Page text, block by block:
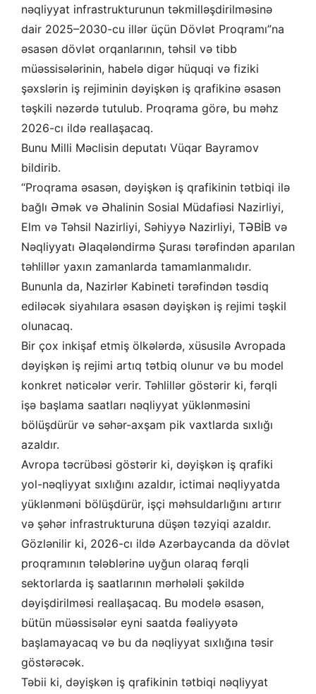
nəqliyyat infrastrukturunun təkmilləşdirilməsinə
dair 2025–2030-cu illər üçün Dövlət Proqramı”na
əsasən dövlət orqanlarının, təhsil və tibb
müəssisələrinin, habelə digər hüquqi və fiziki
şəxslərin iş rejiminin dəyişkən iş qrafikinə əsasən
təşkili nəzərdə tutulub. Proqrama görə, bu məhz
2026-cı ildə reallaşacaq.
Bunu Milli Məclisin deputatı Vüqar Bayramov
bildirib.
“Proqrama əsasən, dəyişkən iş qrafikinin tətbiqi ilə
bağlı Əmək və Əhalinin Sosial Müdafiəsi Nazirliyi,
Elm və Təhsil Nazirliyi, Səhiyyə Nazirliyi, TƏBİB və
Nəqliyyatı Əlaqələndirmə Şurası tərəfindən aparılan
təhlillər yaxın zamanlarda tamamlanmalıdır.
Bununla da, Nazirlər Kabineti tərəfindən təsdiq
ediləcək siyahılara əsasən dəyişkən iş rejimi təşkil
olunacaq.
Bir çox inkişaf etmiş ölkələrdə, xüsusilə Avropada
dəyişkən iş rejimi artıq tətbiq olunur və bu model
konkret nəticələr verir. Təhlillər göstərir ki, fərqli
işə başlama saatları nəqliyyat yüklənməsini
bölüşdürür və səhər-axşam pik vaxtlarda sıxlığı
azaldır.
Avropa təcrübəsi göstərir ki, dəyişkən iş qrafiki
yol-nəqliyyat sıxlığını azaldır, ictimai nəqliyyatda
yüklənməni bölüşdürür, işçi məhsuldarlığını artırır
və şəhər infrastrukturuna düşən təzyiqi azaldır.
Gözlənilir ki, 2026-cı ildə Azərbaycanda da dövlət
proqramının tələblərinə uyğun olaraq fərqli
sektorlarda iş saatlarının mərhələli şəkildə
dəyişdirilməsi reallaşacaq. Bu modelə əsasən,
bütün müəssisələr eyni saatda fəaliyyətə
başlamayacaq və bu da nəqliyyat sıxlığına təsir
göstərəcək.
Təbii ki, dəyişkən iş qrafikinin tətbiqi nəqliyyat